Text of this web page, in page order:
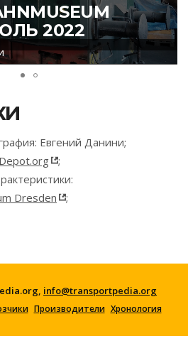
2022
Евгений Данини;
;
Dresden
;
info@transportpedia.org
Производители Хронология